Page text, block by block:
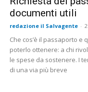
documenti utili
redazione il Salvagente -
Che cos’è il passaporto
poterlo ottenere: a chi
le spese da sostenere. I
di una via più breve